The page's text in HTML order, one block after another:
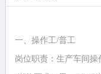
一、操作工/普工
岗位职责：生产车间操